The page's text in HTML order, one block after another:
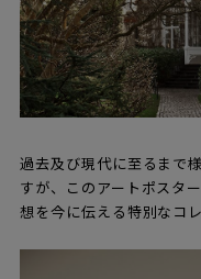
過去及び現代に至るまで
すが、このアートポスタ
想を今に伝える特別なコ